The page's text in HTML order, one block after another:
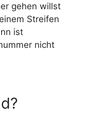
gehen willst
Streifen
ist
nicht